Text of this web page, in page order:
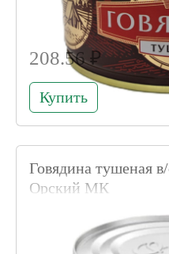
208.56 ₽
Купить
Говядина
Орский МК